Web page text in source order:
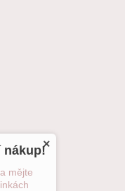
×
nákup!
mějte